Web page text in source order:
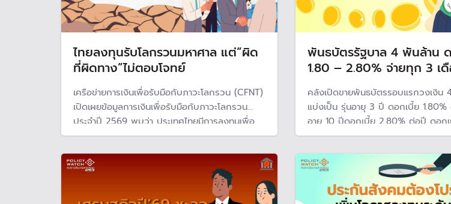
ไทยลงทุนรับโลกรวนมหาศาล แต่“ผิด
ที่ผิดทาง”ไม่ตอบโจทย์
เครือข่ายการเงินเพื่อรับมือกับภาวะโลกรวน (CFNT)
เปิดเผยข้อมูลการเงินเพื่อรับมือกับภาวะโลกรวน
ประจำปี 2569 พบว่า ประเทศไทยมีการลงทุนเพื่อ
การลดก๊าซเรือนกระจก (mitigation finance) ราว
โจทย์เน้นเทคโนโลยี "มากกว่า "โครงสร้างพื้นฐาน"
พันธบัตรรัฐบาล 4 พันล้าน
1.80 – 2.80% จ่ายทุก 3 เ
คลังเปิดขายพันธบัตรรอบแรกวงเงิน
แบ่งเป็น รุ่นอายุ 3 ปี ดอกเบี้ย 1.80%
อายุ 10 ปีดอกเบี้ย 2.80% ต่อปี ดอก
2.80% ต่อปี จ่ายทุก 3 เดือน เริ่มขาย
31 ก.ค.